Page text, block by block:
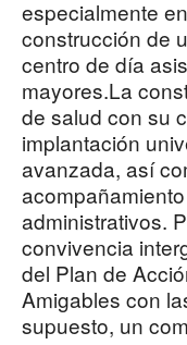
especialmente
construcción de
centro de día
mayores.La
de salud con su
implantación
avanzada, así
administrativos.
convivencia
del Plan de
Amigables con
supuesto, un